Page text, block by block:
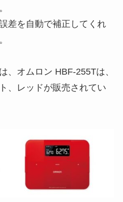
差を自動で補正してくれ
、オムロン HBF-255Tは、
、レッドが販売されてい